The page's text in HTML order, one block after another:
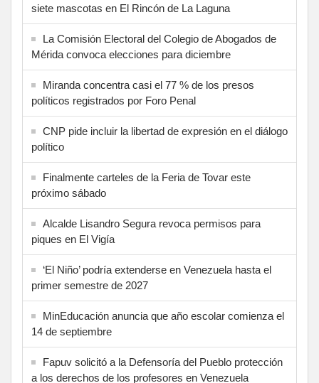
siete mascotas en El Rincón de La Laguna
La Comisión Electoral del Colegio de Abogados de
Mérida convoca elecciones para diciembre
Miranda concentra casi el 77 % de los presos
políticos registrados por Foro Penal
CNP pide incluir la libertad de expresión en el diálogo
político
Finalmente carteles de la Feria de Tovar este
próximo sábado
Alcalde Lisandro Segura revoca permisos para
piques en El Vigía
‘El Niño’ podría extenderse en Venezuela hasta el
primer semestre de 2027
MinEducación anuncia que año escolar comienza el
14 de septiembre
Fapuv solicitó a la Defensoría del Pueblo protección
a los derechos de los profesores en Venezuela